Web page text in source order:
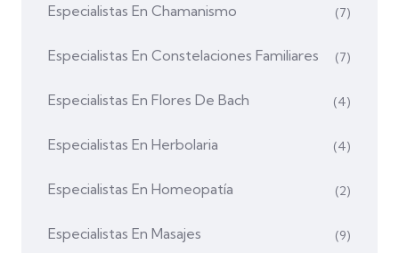
Especialistas En Chamanismo (7)
Especialistas En Constelaciones Familiares (7)
Especialistas En Flores De Bach (4)
Especialistas En Herbolaria (4)
Especialistas En Homeopatía (2)
Especialistas En Masajes (9)